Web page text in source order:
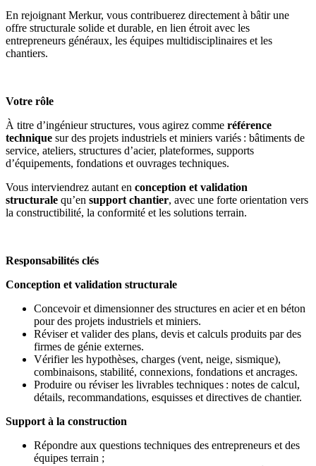
En rejoignant Merkur, vous contribuerez directement à bâtir une
offre structurale solide et durable, en lien étroit avec les
entrepreneurs généraux, les équipes multidisciplinaires et les
chantiers.
Votre rôle
À titre d’ingénieur structures, vous agirez comme référence
technique sur des projets industriels et miniers variés : bâtiments de
service, ateliers, structures d’acier, plateformes, supports
d’équipements, fondations et ouvrages techniques.
Vous interviendrez autant en conception et validation
structurale qu’en support chantier, avec une forte orientation vers
la constructibilité, la conformité et les solutions terrain.
Responsabilités clés
Conception et validation structurale
Concevoir et dimensionner des structures en acier et en béton
pour des projets industriels et miniers.
Réviser et valider des plans, devis et calculs produits par des
firmes de génie externes.
Vérifier les hypothèses, charges (vent, neige, sismique),
combinaisons, stabilité, connexions, fondations et ancrages.
Produire ou réviser les livrables techniques : notes de calcul,
détails, recommandations, esquisses et directives de chantier.
Support à la construction
Répondre aux questions techniques des entrepreneurs et des
équipes terrain ;